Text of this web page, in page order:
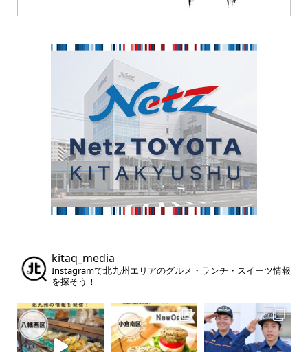
kitaq_media
Instagramで北九州エリアのグルメ・ランチ・スイーツ情報
を探そう！